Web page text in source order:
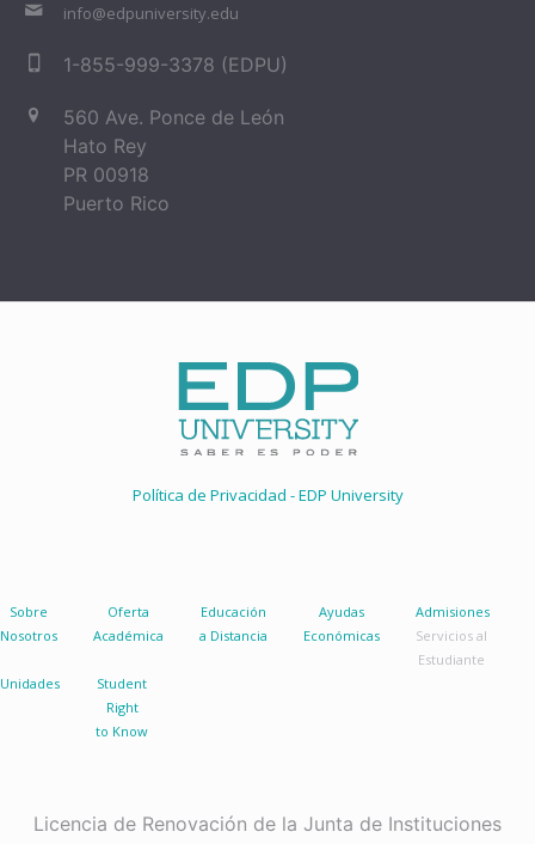
info@edpuniversity.edu
1-855-999-3378 (EDPU)
560 Ave. Ponce de León
Hato Rey
PR 00918
Puerto Rico
Política de Privacidad - EDP University
Sobre
Nosotros
Oferta
Académica
Educación
a Distancia
Ayudas
Económicas
Admisiones
Servicios al
Estudiante
Unidades
Student
Right
to Know
Licencia de Renovación de la Junta de Instituciones